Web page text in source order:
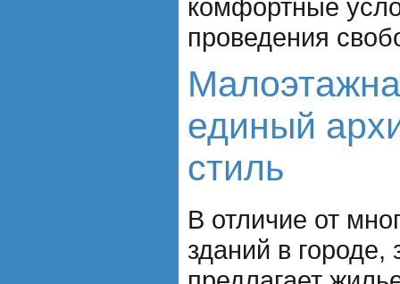
комфортные
проведения
единый
стиль
В отличие от
зданий в городе,